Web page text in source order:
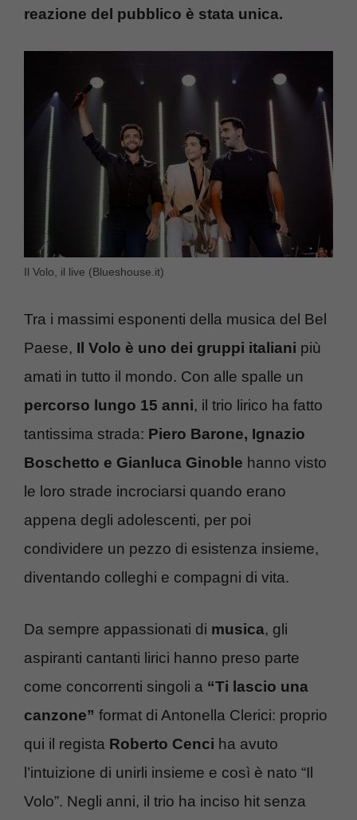
reazione del pubblico è stata unica.
Il Volo, il live (Blueshouse.it)
Tra i massimi esponenti della musica del Bel
Paese, Il Volo è uno dei gruppi italiani più
amati in tutto il mondo. Con alle spalle un
percorso lungo 15 anni, il trio lirico ha fatto
tantissima strada: Piero Barone, Ignazio
Boschetto e Gianluca Ginoble hanno visto
le loro strade incrociarsi quando erano
appena degli adolescenti, per poi
condividere un pezzo di esistenza insieme,
diventando colleghi e compagni di vita.
Da sempre appassionati di musica, gli
aspiranti cantanti lirici hanno preso parte
come concorrenti singoli a “Ti lascio una
canzone” format di Antonella Clerici: proprio
qui il regista Roberto Cenci ha avuto
l’intuizione di unirli insieme e così è nato “Il
Volo”. Negli anni, il trio ha inciso hit senza